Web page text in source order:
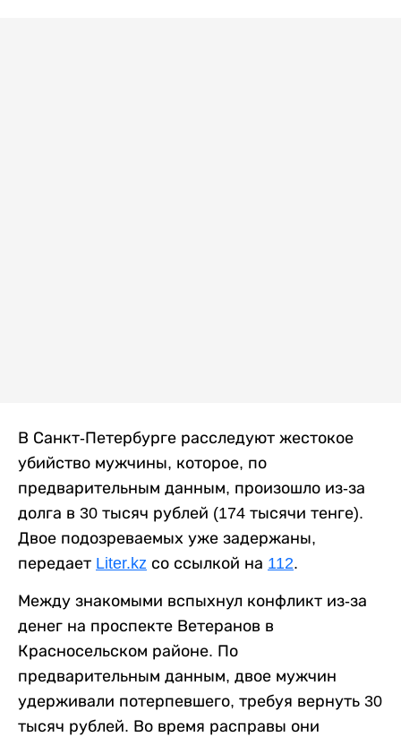
В Санкт-Петербурге расследуют жестокое
убийство мужчины, которое, по
предварительным данным, произошло из-за
долга в 30 тысяч рублей (174 тысячи тенге).
Двое подозреваемых уже задержаны,
передает Liter.kz со ссылкой на 112.
Между знакомыми вспыхнул конфликт из-за
денег на проспекте Ветеранов в
Красносельском районе. По
предварительным данным, двое мужчин
удерживали потерпевшего, требуя вернуть 30
тысяч рублей. Во время расправы они